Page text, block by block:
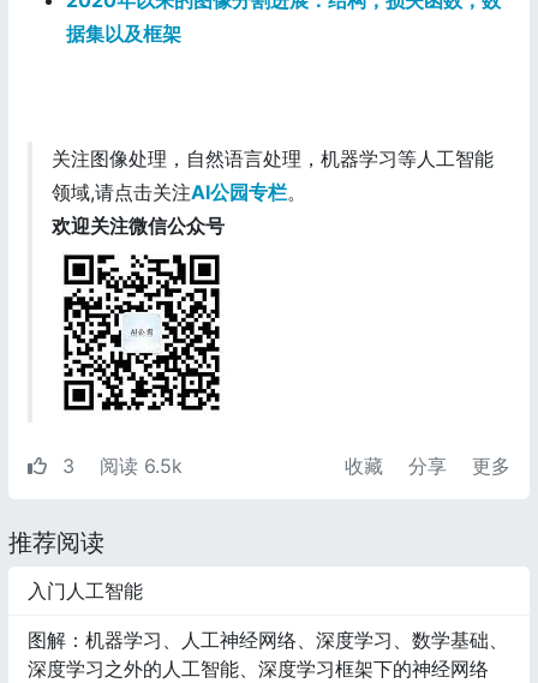
据集以及框架
关注图像处理，自然语言处理，机器学习等人工智能
领域,请点击关注AI公园专栏。
欢迎关注微信公众号
3 阅读 6.5k 收藏 分享 更多
推荐阅读
入门人工智能
图解：机器学习、人工神经网络、深度学习、数学基础、
深度学习之外的人工智能、深度学习框架下的神经网络